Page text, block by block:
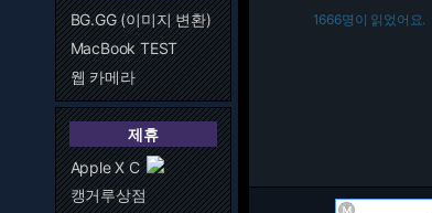
BG.GG (이미지 변환)
MacBook TEST
웹 카메라
제휴
Apple X C
캥거루상점
1666명이 읽었어요.